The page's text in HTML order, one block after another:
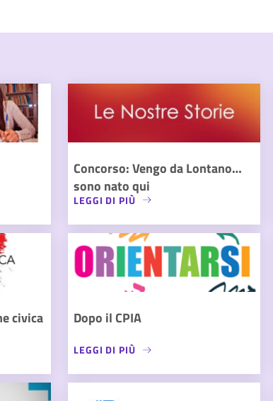
Concorso: Vengo da Lontano…
sono nato qui
LEGGI DI PIÙ
civica Dopo il CPIA
LEGGI DI PIÙ